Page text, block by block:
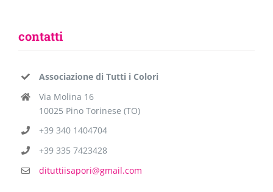
contatti
Associazione di Tutti i Colori
Via Molina 16
10025 Pino Torinese (TO)
+39 340 1404704
+39 335 7423428
dituttiisapori@gmail.com